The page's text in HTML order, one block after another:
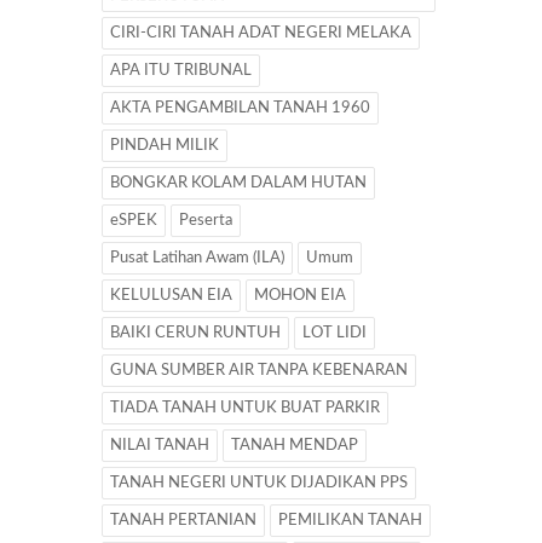
CIRI-CIRI TANAH ADAT NEGERI MELAKA
APA ITU TRIBUNAL
AKTA PENGAMBILAN TANAH 1960
PINDAH MILIK
BONGKAR KOLAM DALAM HUTAN
eSPEK Peserta
Pusat Latihan Awam (ILA) Umum
KELULUSAN EIA MOHON EIA
BAIKI CERUN RUNTUH LOT LIDI
GUNA SUMBER AIR TANPA KEBENARAN
TIADA TANAH UNTUK BUAT PARKIR
NILAI TANAH TANAH MENDAP
TANAH NEGERI UNTUK DIJADIKAN PPS
TANAH PERTANIAN PEMILIKAN TANAH